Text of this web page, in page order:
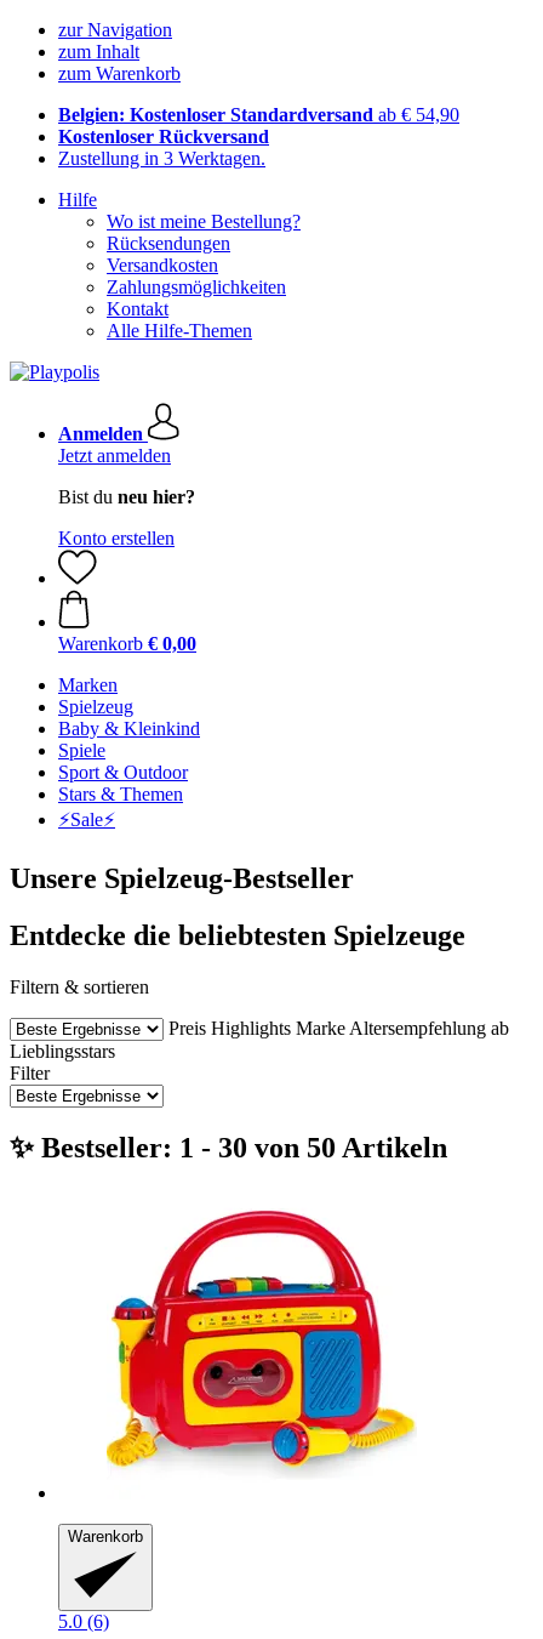
zur Navigation
zum Inhalt
zum Warenkorb
Belgien: Kostenloser Standardversand ab € 54,90
Kostenloser Rückversand
Zustellung in 3 Werktagen.
Hilfe
Wo ist meine Bestellung?
Rücksendungen
Versandkosten
Zahlungsmöglichkeiten
Kontakt
Alle Hilfe-Themen
Anmelden
Jetzt anmelden
Bist du neu hier?
Konto erstellen
Warenkorb € 0,00
Marken
Spielzeug
Baby & Kleinkind
Spiele
Sport & Outdoor
Stars & Themen
⚡️Sale⚡️
Unsere Spielzeug-Bestseller
Entdecke die beliebtesten Spielzeuge
Filtern & sortieren
Preis Highlights Marke Altersempfehlung ab
Lieblingsstars
Filter
✨ Bestseller: 1 - 30 von 50 Artikeln
Warenkorb
5.0 (6)